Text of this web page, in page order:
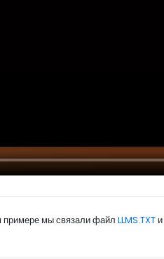
мы связали файл LLMS.TXT и